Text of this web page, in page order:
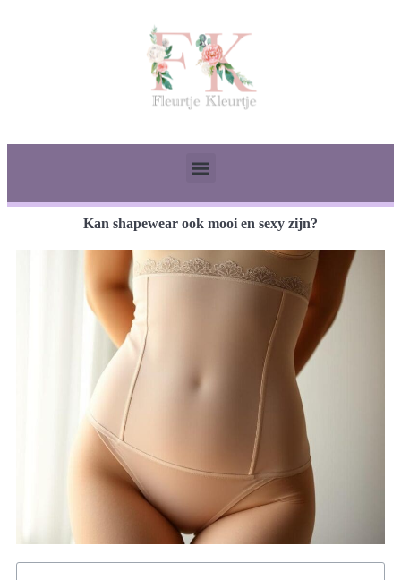
Kan shapewear ook mooi en sexy zijn?